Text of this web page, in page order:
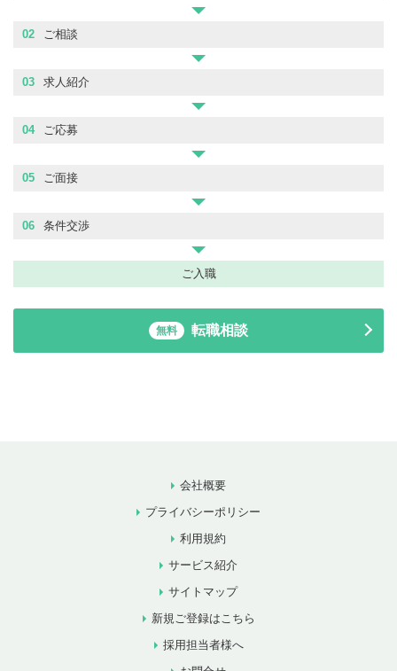
02 ご相談
03 求人紹介
04 ご応募
05 ご面接
06 条件交渉
ご入職
無料 転職相談
会社概要
プライバシーポリシー
利用規約
サービス紹介
サイトマップ
新規ご登録はこちら
採用担当者様へ